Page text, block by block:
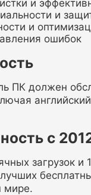
и
и
и
ошибок
ПК должен
с
загрузок и
мире.